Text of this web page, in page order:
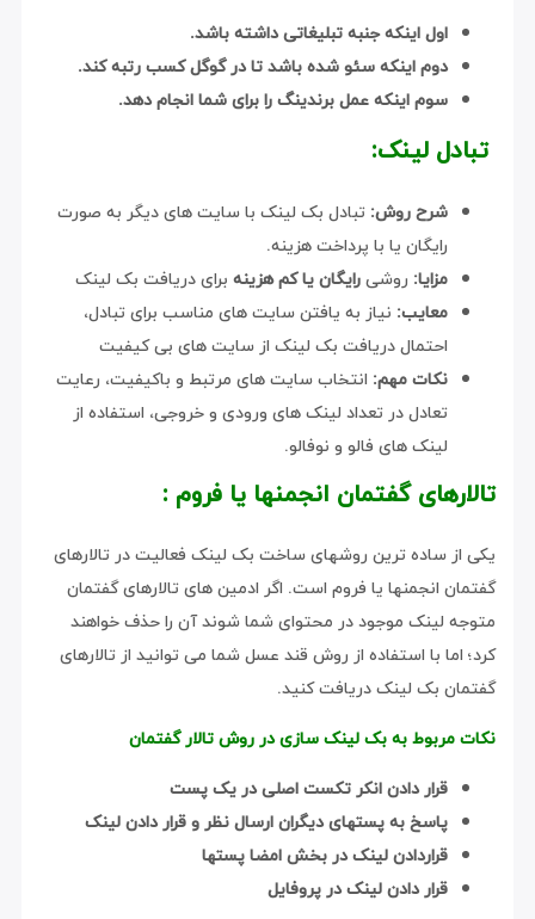
اول اینکه جنبه تبلیغاتی داشته باشد.
دوم اینکه سئو شده باشد تا در گوگل کسب رتبه کند.
سوم اینکه عمل برندینگ را برای شما انجام دهد.
تبادل لینک:
شرح روش: تبادل بک لینک با سایت های دیگر به صورت
رایگان یا با پرداخت هزینه.
مزایا: روشیرایگان یا کم هزینه برای دریافت بک لینک
معایب: نیاز به یافتن سایت های مناسب برای تبادل،
احتمال دریافت بک لینک از سایت های بی کیفیت
نکات مهم: انتخاب سایت های مرتبط و باکیفیت، رعایت
تعادل در تعداد لینک های ورودی و خروجی، استفاده از
لینک های فالو و نوفالو.
تالارهای گفتمان انجمنها یا فروم :
یکی از ساده ترین روشهای ساخت بک لینک فعالیت در تالارهای
گفتمان انجمنها یا فروم است. اگر ادمین های تالارهای گفتمان
متوجه لینک موجود در محتوای شما شوند آن را حذف خواهند
کرد؛ اما با استفاده از روش قند عسل شما می توانید از تالارهای
گفتمان بک لینک دریافت کنید.
نکات مربوط به بک لینک سازی در روش تالار گفتمان
قرار دادن انکر تکست اصلی در یک پست
پاسخ به پستهای دیگران ارسال نظر و قرار دادن لینک
قراردادن لینک در بخش امضا پستها
قرار دادن لینک در پروفایل